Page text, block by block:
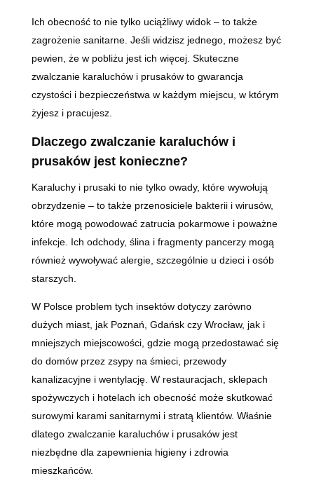
Ich obecność to nie tylko uciążliwy widok – to także
zagrożenie sanitarne. Jeśli widzisz jednego, możesz być
pewien, że w pobliżu jest ich więcej. Skuteczne
zwalczanie karaluchów i prusaków to gwarancja
czystości i bezpieczeństwa w każdym miejscu, w którym
żyjesz i pracujesz.
Dlaczego zwalczanie karaluchów i
prusaków jest konieczne?
Karaluchy i prusaki to nie tylko owady, które wywołują
obrzydzenie – to także przenosiciele bakterii i wirusów,
które mogą powodować zatrucia pokarmowe i poważne
infekcje. Ich odchody, ślina i fragmenty pancerzy mogą
również wywoływać alergie, szczególnie u dzieci i osób
starszych.
W Polsce problem tych insektów dotyczy zarówno
dużych miast, jak Poznań, Gdańsk czy Wrocław, jak i
mniejszych miejscowości, gdzie mogą przedostawać się
do domów przez zsypy na śmieci, przewody
kanalizacyjne i wentylację. W restauracjach, sklepach
spożywczych i hotelach ich obecność może skutkować
surowymi karami sanitarnymi i stratą klientów. Właśnie
dlatego zwalczanie karaluchów i prusaków jest
niezbędne dla zapewnienia higieny i zdrowia
mieszkańców.